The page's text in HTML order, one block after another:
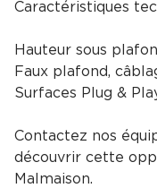
Caractéristiques
Hauteur sous
Faux plafond,
Surfaces Plug &
Contactez nos
découvrir cette
Malmaison.